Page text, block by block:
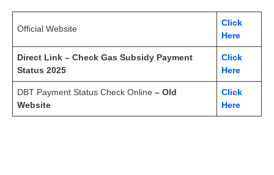
Official Website
Click
Here
Direct Link – Check Gas Subsidy Payment
Status 2025
Click
Here
DBT Payment Status Check Online – Old
Website
Click
Here